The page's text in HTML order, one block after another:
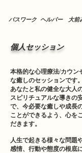
パスワーク ヘルパー 大前
個人セッション
本格的な心理療法/カウン
な癒しのセッションです。
あなたと私の健全な大人
スピリチュアルな導きの
で、今必要な癒しや成長
ことができるよう、心を
だきます。
人生で起きる様々な問題
感情、行動や態度の根底